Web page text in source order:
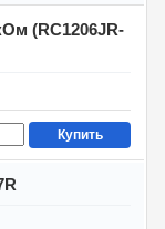
(RC1206JR-
Купить